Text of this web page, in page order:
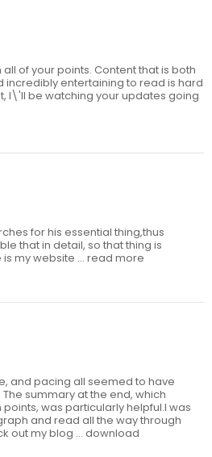
of your points. Content that is both
entertaining to read is hard
I\'ll be watching your updates going
for his essential thing,thus
that in detail, so that thing is
my website ... read more
and pacing all seemed to have
summary at the end, which
was particularly helpful.I was
and read all the way through
out my blog ... download